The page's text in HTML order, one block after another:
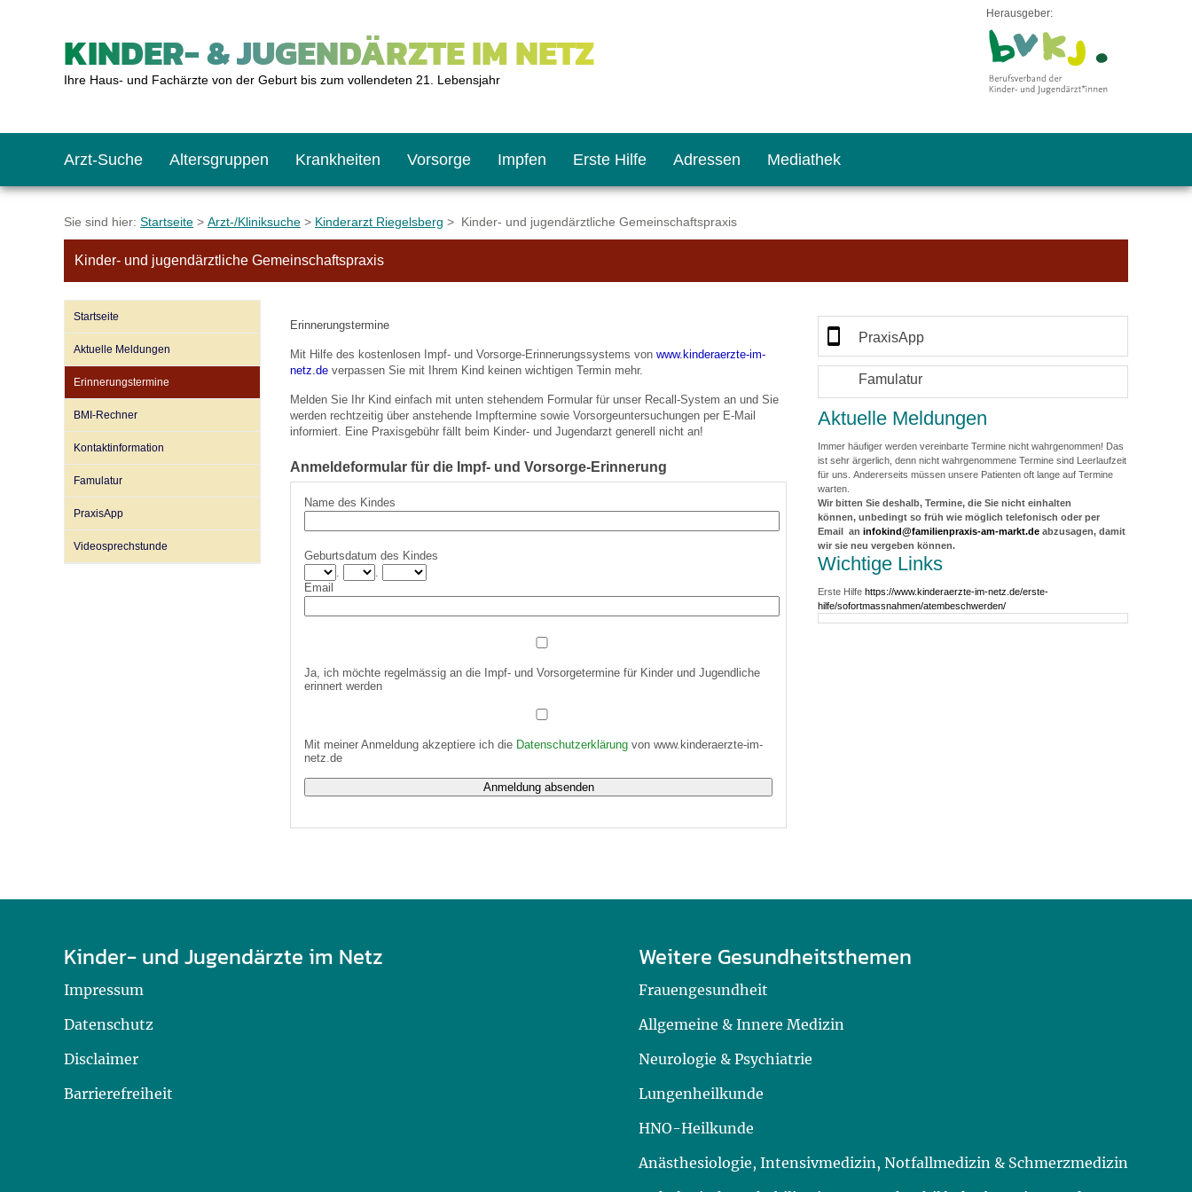
KINDER- & JUGENDÄRZTE IM NETZ
Ihre Haus- und Fachärzte von der Geburt bis zum vollendeten 21. Lebensjahr
Herausgeber:
Arzt-Suche Altersgruppen
Das erste Jahr
Schulkinder
Krankheiten Vorsorge
Baby: U1 bis U6
Schulkind: U10 bis U11
Impfen
Impfkalender
Was muss man beachten?
Häufige Fragen
Recht auf Impfung
Erste Hilfe
Notrufnummern
Hausapotheke
Adressen
Notdienste
Gesundheitsämter
Mediathek
BMI-Rechner
Blutdruckrechner
Hörlexikon
Material zu den Vorsorgen
Broschüren und Informationsflyer
Familienzeit gesund gestalten
U0-Vorsorge
Sie sind hier: Startseite > Arzt-/Kliniksuche > Kinderarzt Riegelsberg > Kinder- und jugendärztliche Gemeinschaftspraxis
Kinder- und jugendärztliche Gemeinschaftspraxis
Startseite
Aktuelle Meldungen
Erinnerungstermine
BMI-Rechner
Kontaktinformation
Famulatur
PraxisApp
Videosprechstunde
Erinnerungstermine
Mit Hilfe des kostenlosen Impf- und Vorsorge-Erinnerungssystems von www.kinderaerzte-im-
netz.de verpassen Sie mit Ihrem Kind keinen wichtigen Termin mehr.
Melden Sie Ihr Kind einfach mit unten stehendem Formular für unser Recall-System an und Sie
werden rechtzeitig über anstehende Impftermine sowie Vorsorgeuntersuchungen per E-Mail
informiert. Eine Praxisgebühr fällt beim Kinder- und Jugendarzt generell nicht an!
Anmeldeformular für die Impf- und Vorsorge-Erinnerung
Name des Kindes
Geburtsdatum des Kindes
.
.
Email
Ja, ich möchte regelmässig an die Impf- und Vorsorgetermine für Kinder und Jugendliche
erinnert werden
Mit meiner Anmeldung akzeptiere ich die Datenschutzerklärung von www.kinderaerzte-im-
netz.de
PraxisApp
Famulatur
Aktuelle Meldungen
Immer häufiger werden vereinbarte Termine nicht wahrgenommen! Das
ist sehr ärgerlich, denn nicht wahrgenommene Termine sind Leerlaufzeit
für uns. Andererseits müssen unsere Patienten oft lange auf Termine
warten.
Wir bitten Sie deshalb, Termine, die Sie nicht einhalten
können, unbedingt so früh wie möglich telefonisch oder per
Email an infokind@familienpraxis-am-markt.de abzusagen, damit
wir sie neu vergeben können.
Wichtige Links
Erste Hilfe https://www.kinderaerzte-im-netz.de/erste-
hilfe/sofortmassnahmen/atembeschwerden/
🔍
Leaflet|©OpenStreetMapcontributors
Kinder- und Jugendärzte im Netz
Impressum
Datenschutz
Disclaimer
Barrierefreiheit
Weitere Gesundheitsthemen
Frauengesundheit
Allgemeine & Innere Medizin
Neurologie & Psychiatrie
Lungenheilkunde
HNO-Heilkunde
Anästhesiologie, Intensivmedizin, Notfallmedizin & Schmerzmedizin